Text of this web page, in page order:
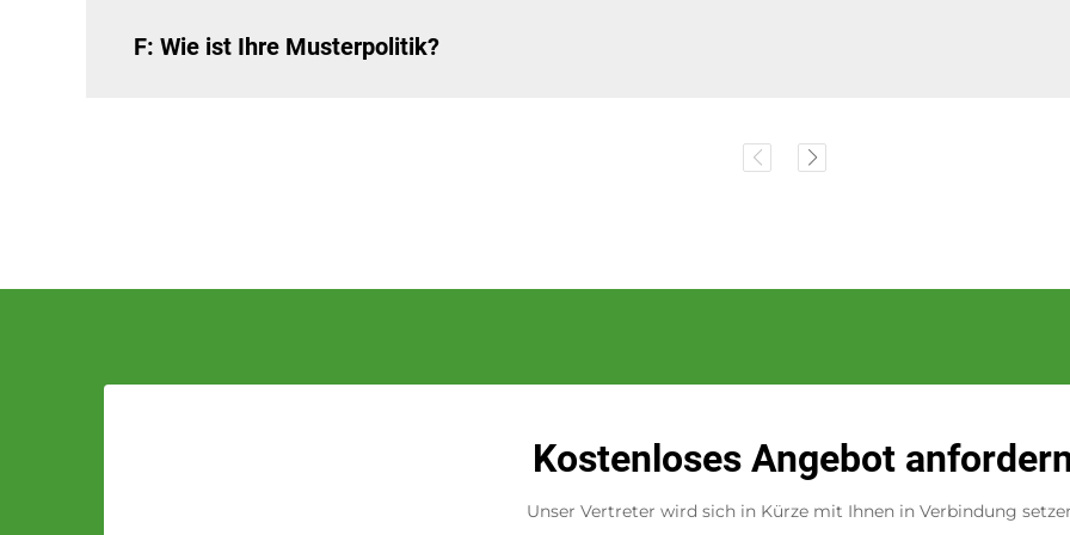
F: Wie ist Ihre Musterpolitik?
Kostenloses Angebot
Unser Vertreter wird sich in Kürze mit Ihnen in Verbindung